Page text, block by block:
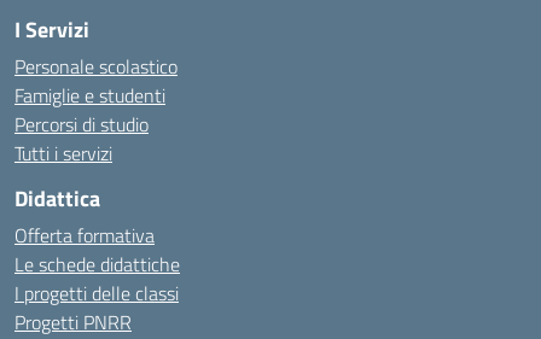
I Servizi
Personale scolastico
Famiglie e studenti
Percorsi di studio
Tutti i servizi
Didattica
Offerta formativa
Le schede didattiche
I progetti delle classi
Progetti PNRR